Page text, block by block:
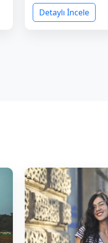
Detaylı İncele